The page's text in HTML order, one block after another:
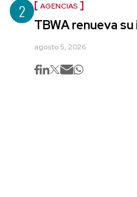
2 AGENCIAS
TBWA renueva
agosto 5, 2026